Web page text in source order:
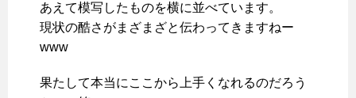
あえて模写したものを横に並べています。
現状の酷さがまざまざと伝わってきますねー
www
果たして本当にここから上手くなれるのだろう